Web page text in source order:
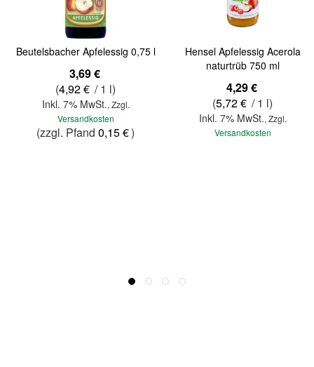
Beutelsbacher Apfelessig 0,75 l
3,69 €
(4,92 € / 1 l)
Inkl. 7% MwSt., Zzgl.
Versandkosten
(zzgl. Pfand 0,15 €)
Hensel Apfelessig Acerola
naturtrüb 750 ml
4,29 €
(5,72 € / 1 l)
Inkl. 7% MwSt., Zzgl.
Versandkosten